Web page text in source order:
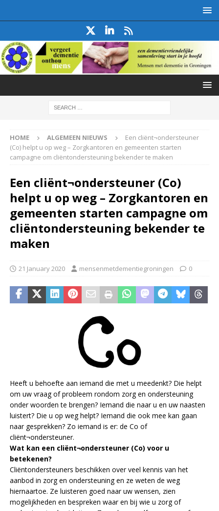
HOME ALGEMEEN NIEUWS
Een cliënt¬ondersteuner
(Co) helpt u op weg – Zorgkantoren en gemeenten starten
campagne om cliëntondersteuning bekender te maken
Een cliënt¬ondersteuner (Co)
helpt u op weg – Zorgkantoren en
gemeenten starten campagne om
cliëntondersteuning bekender te
maken
21 January 2020 mensenmetdementiegroningen 0
Heeft u behoefte aan iemand die met u meedenkt? Die helpt
om uw vraag of probleem rondom zorg en ondersteuning
onder woorden te brengen? Iemand die naar u en uw naasten
luistert? Die u op weg helpt? Iemand die ook mee kan gaan
naar gesprekken? Zo iemand is er: de Co of
cliënt¬ondersteuner.
Wat kan een cliënt¬ondersteuner (Co) voor u
betekenen?
Cliëntondersteuners beschikken over veel kennis van het
aanbod in zorg en ondersteuning en ze weten de weg
hiernaartoe. Ze luisteren goed naar uw wensen, zien
mogelijkheden en bespreken waar en bij wie u zorg of